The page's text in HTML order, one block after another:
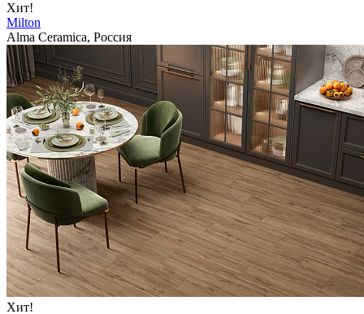
Хит!
Milton
Alma Ceramica, Россия
Хит!